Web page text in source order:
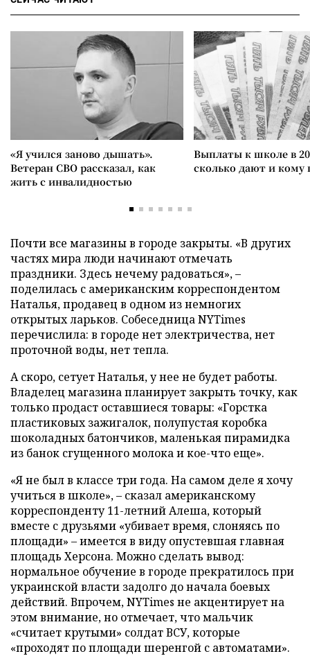
«Я учился заново дышать».
Ветеран СВО рассказал, как
жить с инвалидностью
Выплаты к школе в
сколько дают и
Почти все магазины в городе закрыты. «В других
частях мира люди начинают отмечать
праздники. Здесь нечему радоваться», –
поделилась с американским корреспондентом
Наталья, продавец в одном из немногих
открытых ларьков. Собеседница NYTimes
перечислила: в городе нет электричества, нет
проточной воды, нет тепла.
А скоро, сетует Наталья, у нее не будет работы.
Владелец магазина планирует закрыть точку, как
только продаст оставшиеся товары: «Горстка
пластиковых зажигалок, полупустая коробка
шоколадных батончиков, маленькая пирамидка
из банок сгущенного молока и кое-что еще».
«Я не был в классе три года. На самом деле я хочу
учиться в школе», – сказал американскому
корреспонденту 11-летний Алеша, который
вместе с друзьями «убивает время, слоняясь по
площади» – имеется в виду опустевшая главная
площадь Херсона. Можно сделать вывод:
нормальное обучение в городе прекратилось при
украинской власти задолго до начала боевых
действий. Впрочем, NYTimes не акцентирует на
этом внимание, но отмечает, что мальчик
«считает крутыми» солдат ВСУ, которые
«проходят по площади шеренгой с автоматами».